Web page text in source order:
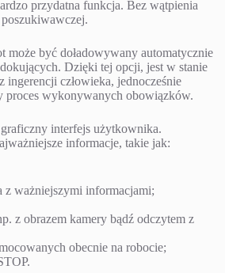
przydatna funkcja. Bez wątpienia
może być doładowywany automatycznie
Dzięki tej opcji, jest w stanie
ingerencji człowieka, jednocześnie
proces wykonywanych obowiązków.
interfejs użytkownika.
informacje, takie jak:
z ważniejszymi informacjami;
z obrazem kamery bądź odczytem z
obecnie na robocie;